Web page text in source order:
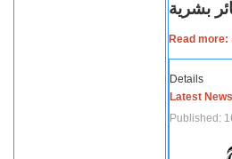
Details
Latest News
Published: